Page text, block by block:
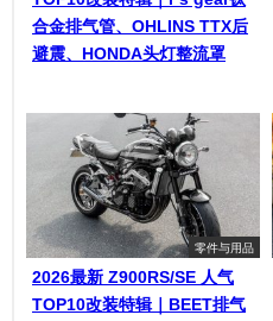
合金排气管、OHLINS TTX后
避震、HONDA头灯整流罩
零件与用品
2026最新 Z900RS/SE 人气
TOP10改装特辑｜BEET排气